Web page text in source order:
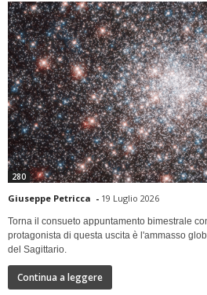
280
Giuseppe Petricca - 19 Luglio 2026
Torna il consueto appuntamento bimestrale
protagonista di questa uscita è l'ammasso
del Sagittario.
Continua a leggere